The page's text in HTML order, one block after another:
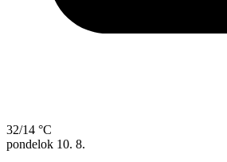
32/14 °C
pondelok 10. 8.